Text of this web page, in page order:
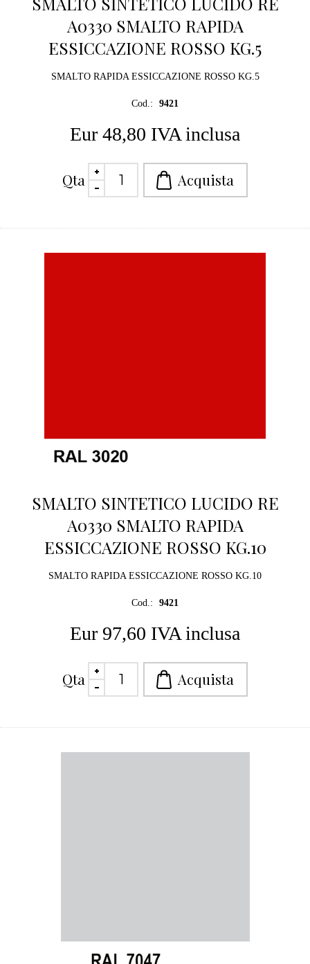
A0330 SMALTO RAPIDA
ESSICCAZIONE ROSSO KG.5
SMALTO RAPIDA ESSICCAZIONE ROSSO KG.5
Cod.: 9421
Eur 48,80 IVA inclusa
Qta
SMALTO SINTETICO LUCIDO RE
A0330 SMALTO RAPIDA
ESSICCAZIONE ROSSO KG.10
SMALTO RAPIDA ESSICCAZIONE ROSSO KG.10
Cod.: 9421
Eur 97,60 IVA inclusa
Qta